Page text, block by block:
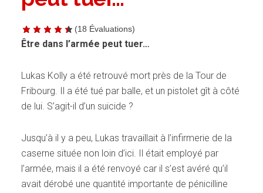
(18 Évaluations)
Être dans l’armée peut tuer…
Lukas Kolly a été retrouvé mort près de la Tour de
Fribourg. Il a été tué par balle, et un pistolet gît à côté
de lui. S’agit-il d’un suicide ?
Jusqu’à il y a peu, Lukas travaillait à l’infirmerie de la
caserne située non loin d’ici. Il était employé par
l’armée, mais il a été renvoyé car il s’est avéré qu’il
avait dérobé une quantité importante de pénicilline